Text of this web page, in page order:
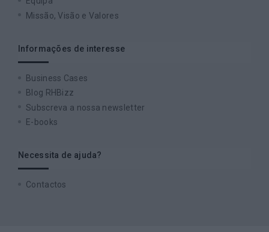
Missão, Visão e Valores
Informações de interesse
Business Cases
Blog RHBizz
Subscreva a nossa newsletter
E-books
Necessita de ajuda?
Contactos